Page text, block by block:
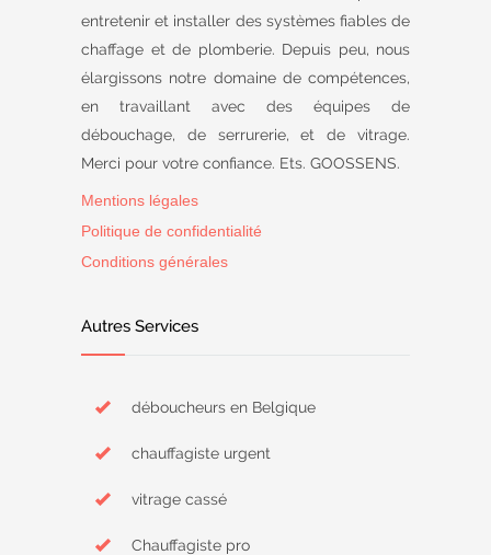
entretenir et installer des systèmes fiables de
chaffage et de plomberie. Depuis peu, nous
élargissons notre domaine de compétences,
en travaillant avec des équipes de
débouchage, de serrurerie, et de vitrage.
Merci pour votre confiance. Ets. GOOSSENS.
Mentions légales
Politique de confidentialité
Conditions générales
Autres Services
déboucheurs en Belgique
chauffagiste urgent
vitrage cassé
Chauffagiste pro